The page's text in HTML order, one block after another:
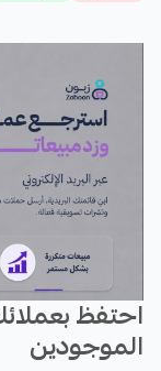
احتفظ
الموجودين